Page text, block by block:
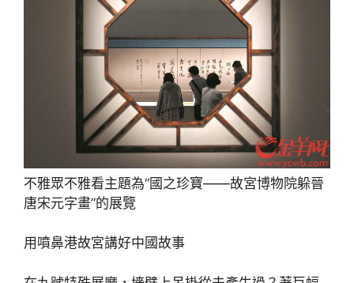
不雅眾不雅看主題為“國之珍寶——故宮博物院躲晉
唐宋元字畫”的展覽
用噴鼻港故宮講好中國故事